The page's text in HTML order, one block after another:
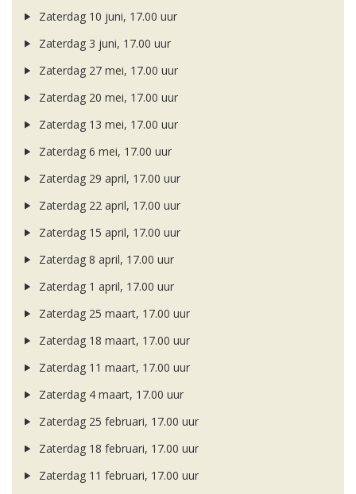
Zaterdag 10 juni, 17.00 uur
Zaterdag 3 juni, 17.00 uur
Zaterdag 27 mei, 17.00 uur
Zaterdag 20 mei, 17.00 uur
Zaterdag 13 mei, 17.00 uur
Zaterdag 6 mei, 17.00 uur
Zaterdag 29 april, 17.00 uur
Zaterdag 22 april, 17.00 uur
Zaterdag 15 april, 17.00 uur
Zaterdag 8 april, 17.00 uur
Zaterdag 1 april, 17.00 uur
Zaterdag 25 maart, 17.00 uur
Zaterdag 18 maart, 17.00 uur
Zaterdag 11 maart, 17.00 uur
Zaterdag 4 maart, 17.00 uur
Zaterdag 25 februari, 17.00 uur
Zaterdag 18 februari, 17.00 uur
Zaterdag 11 februari, 17.00 uur